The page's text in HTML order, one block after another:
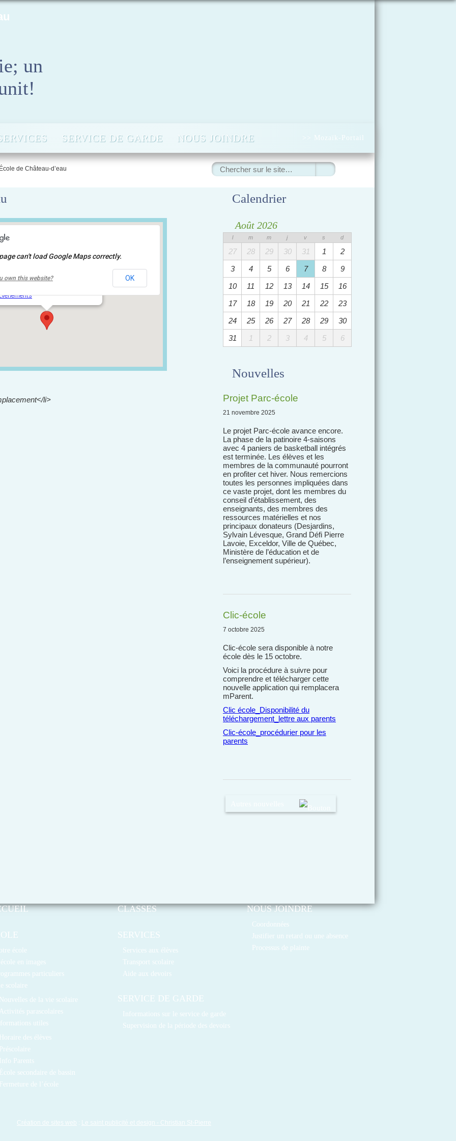
un
SERVICE DE GARDE NOUS JOINDRE >> Mozaïk-Portail
de Château-d’eau
Rechercher
:
de Château-d'eau
can't load Google Maps correctly.
own this website? OK
li>
Calendrier
Août 2026
l m m j v s d
27 28 29 30 31 1
2
3
4 5 6 7 8
9
10
11 12 13 14 15
16
17
18 19 20 21 22
23
24
25 26 27 28 29
30
31
1 2 3 4 5 6
Nouvelles
Projet Parc-école
21 novembre 2025
Le projet Parc-école avance encore.
La phase de la patinoire 4-saisons
avec 4 paniers de basketball intégrés
est terminée. Les élèves et les
membres de la communauté pourront
en profiter cet hiver. Nous remercions
toutes les personnes impliquées dans
ce vaste projet, dont les membres du
conseil d’établissement, des
enseignants, des membres des
ressources matérielles et nos
principaux donateurs (Desjardins,
Sylvain Lévesque, Grand Défi Pierre
Lavoie, Exceldor, Ville de Québec,
Ministère de l’éducation et de
l’enseignement supérieur).
Clic-école
7 octobre 2025
Clic-école sera disponible à notre
école dès le 15 octobre.
Voici la procédure à suivre pour
comprendre et télécharger cette
nouvelle application qui remplacera
mParent.
Clic école_Disponibilité du
téléchargement_lettre aux parents
Clic-école_procédurier pour les
parents
école
en images
particuliers
scolaire
de la vie scolaire
parascolaires
utiles
des élèves
Parents
secondaire de bassin
de l’école
CLASSES
SERVICES
Services aux élèves
Transport scolaire
Aide aux devoirs
SERVICE DE GARDE
Informations sur le service de garde
Supervision de la période des devoirs
NOUS JOINDRE
Coordonnées
Justifier un retard ou une absence
Processus de plainte
Création de sites web : Le saint publicité et design - Christian St-Pierre